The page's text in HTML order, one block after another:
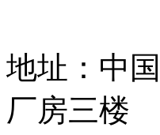
地址：中
厂房三楼